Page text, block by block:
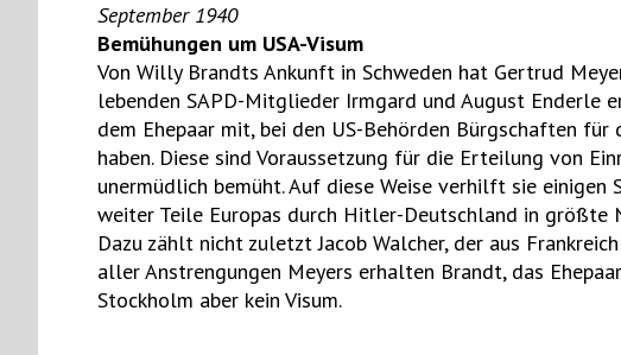
September 1940
Bemühungen um USA-Visum
Von Willy Brandts Ankunft in Schweden hat Gertrud
lebenden SAPD-Mitglieder Irmgard und August Enderle
dem Ehepaar mit, bei den US-Behörden Bürgschaften
haben. Diese sind Voraussetzung für die Erteilung von
unermüdlich bemüht. Auf diese Weise verhilft sie einigen
weiter Teile Europas durch Hitler-Deutschland in größte
Dazu zählt nicht zuletzt Jacob Walcher, der aus
aller Anstrengungen Meyers erhalten Brandt, das
Stockholm aber kein Visum.